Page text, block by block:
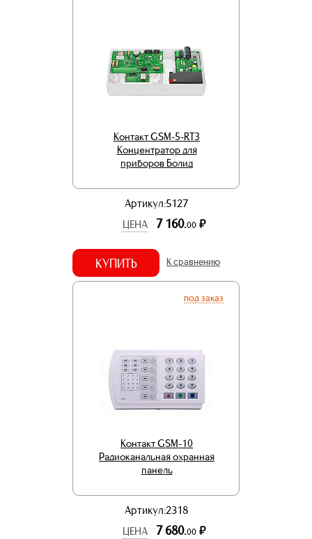
Контакт GSM-5-RT3
Концентратор для
приборов Болид
Артикул:5127
ЦЕНА
7 160.00 р.
КУПИТЬ К сравнению
под заказ
Контакт GSM-10
Радиоканальная охранная
панель
Артикул:2318
ЦЕНА
7 680.00 р.